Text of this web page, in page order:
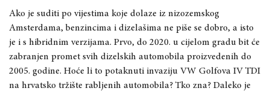
Ako je suditi po vijestima koje dolaze iz nizozemskog
Amsterdama, benzincima i dizelašima ne piše se dobro, a isto
je i s hibridnim verzijama. Prvo, do 2020. u cijelom gradu bit će
zabranjen promet svih dizelskih automobila proizvedenih do
2005. godine. Hoće li to potaknuti invaziju VW Golfova IV TDI
na hrvatsko tržište rabljenih automobila? Tko zna? Daleko je